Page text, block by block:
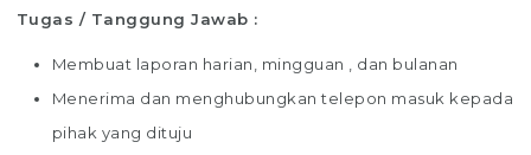
Tugas / Tanggung Jawab :
Membuat laporan harian, mingguan , dan bulanan
Menerima dan menghubungkan telepon masuk kepada
pihak yang dituju